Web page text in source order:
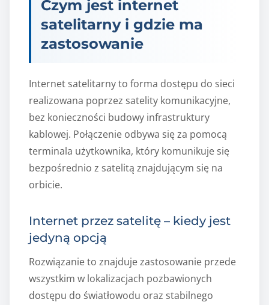
Czym jest internet
satelitarny i gdzie ma
zastosowanie
Internet satelitarny to forma dostępu do sieci
realizowana poprzez satelity komunikacyjne,
bez konieczności budowy infrastruktury
kablowej. Połączenie odbywa się za pomocą
terminala użytkownika, który komunikuje się
bezpośrednio z satelitą znajdującym się na
orbicie.
Internet przez satelitę – kiedy jest
jedyną opcją
Rozwiązanie to znajduje zastosowanie przede
wszystkim w lokalizacjach pozbawionych
dostępu do światłowodu oraz stabilnego